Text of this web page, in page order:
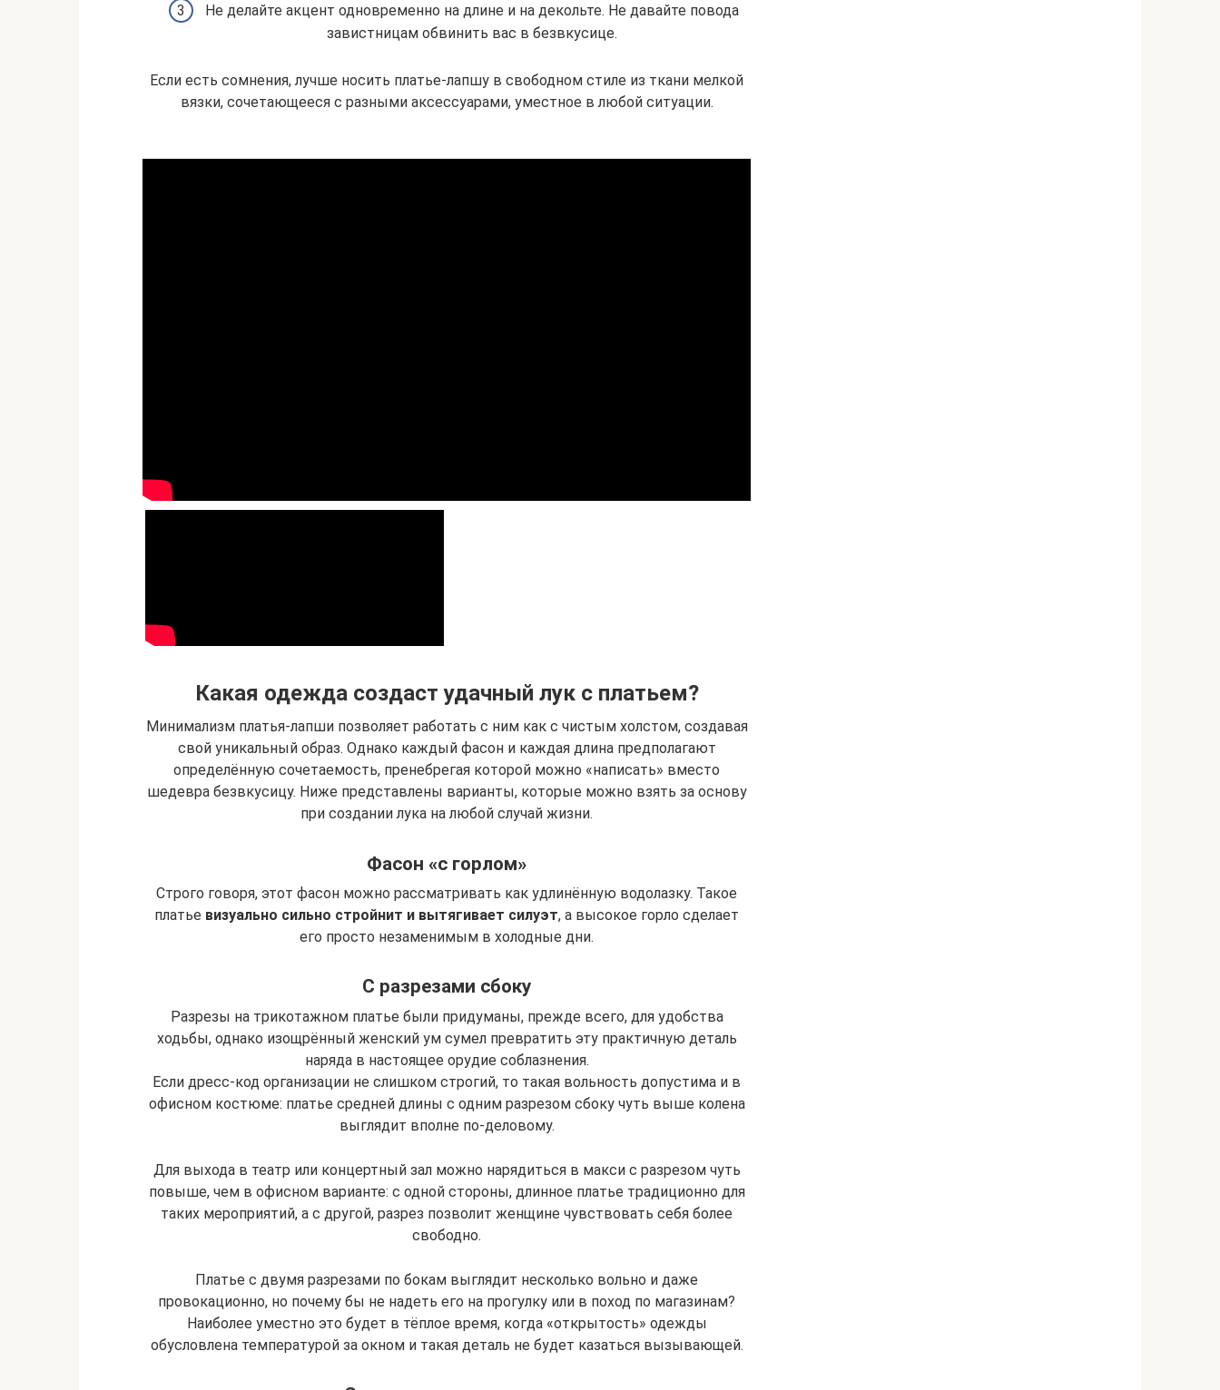
Не делайте акцент одновременно на длине и на декольте. Не давайте повода
завистницам обвинить вас в безвкусице.
Если есть сомнения, лучше носить платье-лапшу в свободном стиле из ткани мелкой
вязки, сочетающееся с разными аксессуарами, уместное в любой ситуации.
Какая одежда создаст удачный лук с платьем?
Минимализм платья-лапши позволяет работать с ним как с чистым холстом, создавая
свой уникальный образ. Однако каждый фасон и каждая длина предполагают
определённую сочетаемость, пренебрегая которой можно «написать» вместо
шедевра безвкусицу. Ниже представлены варианты, которые можно взять за основу
при создании лука на любой случай жизни.
Фасон «с горлом»
Строго говоря, этот фасон можно рассматривать как удлинённую водолазку. Такое
платье визуально сильно стройнит и вытягивает силуэт, а высокое горло сделает
его просто незаменимым в холодные дни.
С разрезами сбоку
Разрезы на трикотажном платье были придуманы, прежде всего, для удобства
ходьбы, однако изощрённый женский ум сумел превратить эту практичную деталь
наряда в настоящее орудие соблазнения.
Если дресс-код организации не слишком строгий, то такая вольность допустима и в
офисном костюме: платье средней длины с одним разрезом сбоку чуть выше колена
выглядит вполне по-деловому.
Для выхода в театр или концертный зал можно нарядиться в макси с разрезом чуть
повыше, чем в офисном варианте: с одной стороны, длинное платье традиционно для
таких мероприятий, а с другой, разрез позволит женщине чувствовать себя более
свободно.
Платье с двумя разрезами по бокам выглядит несколько вольно и даже
провокационно, но почему бы не надеть его на прогулку или в поход по магазинам?
Наиболее уместно это будет в тёплое время, когда «открытость» одежды
обусловлена температурой за окном и такая деталь не будет казаться вызывающей.